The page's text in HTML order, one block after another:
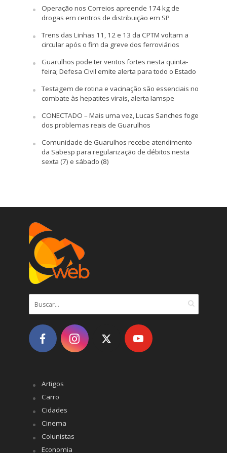
Operação nos Correios apreende 174 kg de
drogas em centros de distribuição em SP
Trens das Linhas 11, 12 e 13 da CPTM voltam a
circular após o fim da greve dos ferroviários
Guarulhos pode ter ventos fortes nesta quinta-
feira; Defesa Civil emite alerta para todo o Estado
Testagem de rotina e vacinação são essenciais no
combate às hepatites virais, alerta Iamspe
CONECTADO – Mais uma vez, Lucas Sanches foge
dos problemas reais de Guarulhos
Comunidade de Guarulhos recebe atendimento
da Sabesp para regularização de débitos nesta
sexta (7) e sábado (8)
Artigos
Carro
Cidades
Cinema
Colunistas
Economia